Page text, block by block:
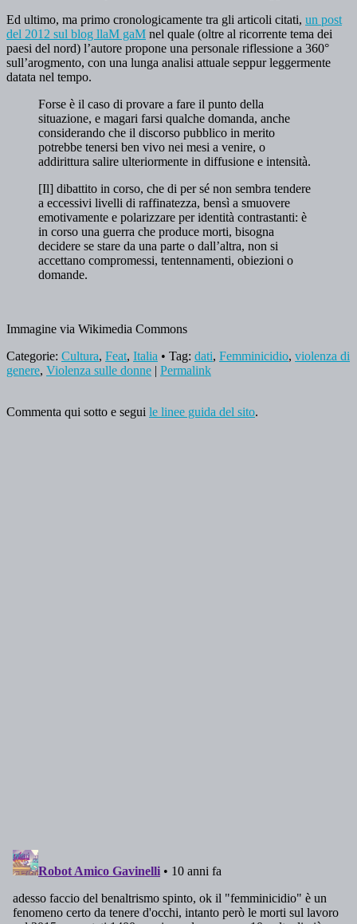
Ed ultimo, ma primo cronologicamente tra gli articoli citati, un post
del 2012 sul blog llaM gaM nel quale (oltre al ricorrente tema dei
paesi del nord) l’autore propone una personale riflessione a 360°
sull’arogmento, con una lunga analisi attuale seppur leggermente
datata nel tempo.
Forse è il caso di provare a fare il punto della
situazione, e magari farsi qualche domanda, anche
considerando che il discorso pubblico in merito
potrebbe tenersi ben vivo nei mesi a venire, o
addirittura salire ulteriormente in diffusione e intensità.
[Il] dibattito in corso, che di per sé non sembra tendere
a eccessivi livelli di raffinatezza, bensì a smuovere
emotivamente e polarizzare per identità contrastanti: è
in corso una guerra che produce morti, bisogna
decidere se stare da una parte o dall’altra, non si
accettano compromessi, tentennamenti, obiezioni o
domande.
Immagine via Wikimedia Commons
Categorie: Cultura, Feat, Italia • Tag: dati, Femminicidio, violenza di
genere, Violenza sulle donne | Permalink
Commenta qui sotto e segui le linee guida del sito.